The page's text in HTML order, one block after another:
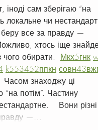
сам зберігаю “на
локальне чи
беру все за правду —
хтось іще
обирати. Мкх5гнк
k553452ппкн совн43вж
Часом знаходжу ці
“на потім”. Частину
Вони різні:
правду —…